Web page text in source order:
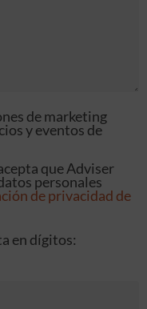
de marketing
y eventos de
que Adviser
personales
de privacidad de
en dígitos: